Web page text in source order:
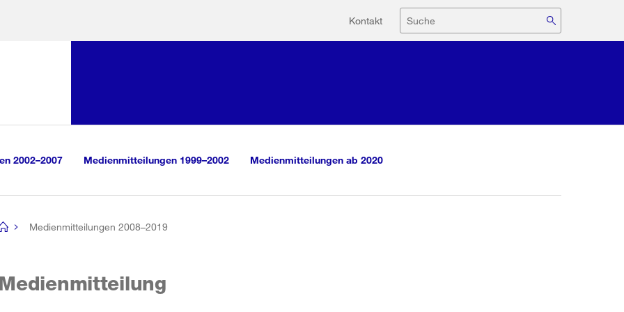
Hilfsnavigation
Kontakt Suche
2002–2007 Medienmitteilungen 1999–2002 Medienmitteilungen ab 2020
Medienmitteilungen 2008–2019